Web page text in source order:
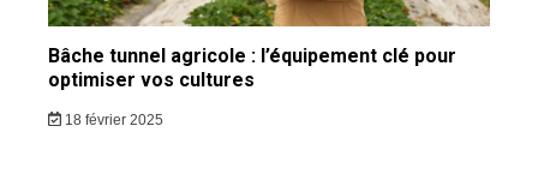
Bâche tunnel agricole : l’équipement clé pour
optimiser vos cultures
18 février 2025